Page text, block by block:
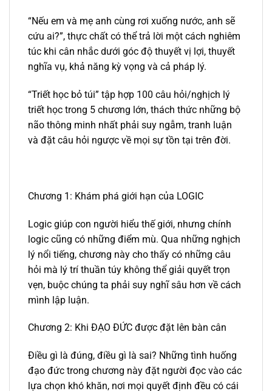
“Nếu em và mẹ anh cùng rơi xuống nước, anh sẽ
cứu ai?”, thực chất có thể trả lời một cách nghiêm
túc khi cân nhắc dưới góc độ thuyết vị lợi, thuyết
nghĩa vụ, khả năng kỳ vọng và cả pháp lý.
“Triết học bỏ túi” tập hợp 100 câu hỏi/nghịch lý
triết học trong 5 chương lớn, thách thức những bộ
não thông minh nhất phải suy ngẫm, tranh luận
và đặt câu hỏi ngược về mọi sự tồn tại trên đời.
Chương 1: Khám phá giới hạn của LOGIC
Logic giúp con người hiểu thế giới, nhưng chính
logic cũng có những điểm mù. Qua những nghịch
lý nổi tiếng, chương này cho thấy có những câu
hỏi mà lý trí thuần túy không thể giải quyết trọn
vẹn, buộc chúng ta phải suy nghĩ sâu hơn về cách
mình lập luận.
Chương 2: Khi ĐẠO ĐỨC được đặt lên bàn cân
Điều gì là đúng, điều gì là sai? Những tình huống
đạo đức trong chương này đặt người đọc vào các
lựa chọn khó khăn, nơi mọi quyết định đều có cái